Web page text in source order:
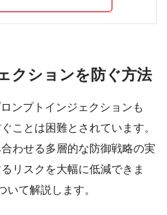
クションを防ぐ方法
ンプトインジェクションも
ことは困難とされています。
わせる多層的な防御戦略の実
リスクを大幅に低減できま
いて解説します。